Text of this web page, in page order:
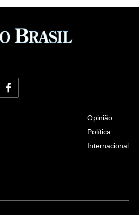
Facebook
Opinião
Política
Internacional